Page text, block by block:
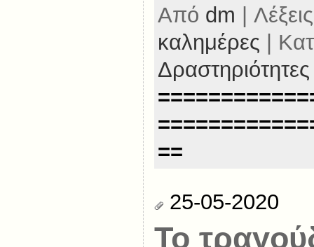
Από dm |
καλημέρες |
==
25-05-2020
Το